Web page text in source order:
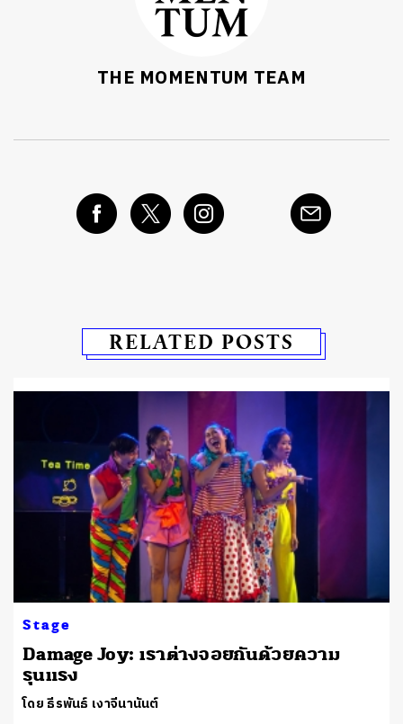
THE MOMENTUM TEAM
RELATED POSTS
Stage
Damage Joy: เราต่างจอยกันด้วยความ
รุนแรง
โดย ธีรพันธ์ เงาจีนานันต์